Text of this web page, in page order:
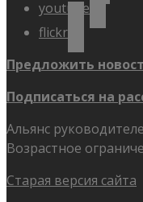
youtube
flickr
Предложить
Подписаться на
Альянс
Возрастное
Старая версия сайта